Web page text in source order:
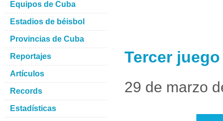
Tercer
29 de marzo
Equipos de Cuba
Estadios de béisbol
Provincias de Cuba
Reportajes
Artículos
Records
Estadísticas